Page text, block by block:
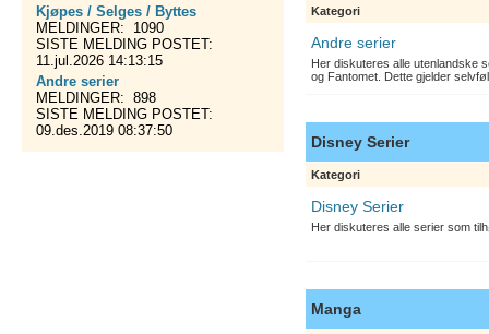
Kjøpes / Selges / Byttes
MELDINGER: 1090
SISTE MELDING POSTET:
11.jul.2026 14:13:15
Andre serier
MELDINGER: 898
SISTE MELDING POSTET:
09.des.2019 08:37:50
Kategori
Andre serier
Her diskuteres alle utenlandske
og Fantomet. Dette gjelder
Disney Serier
Kategori
Disney Serier
Her diskuteres alle serier som
Manga